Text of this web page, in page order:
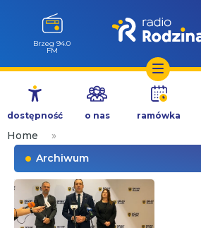
Przejdź
treści
Góra 90.7 FM
dostępność o nas ramówka
Home
»
Archiwum